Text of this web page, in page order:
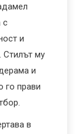
с
и
Стилът му
и
го прави
в